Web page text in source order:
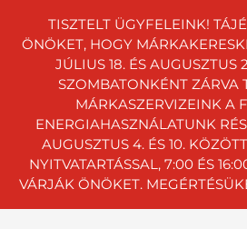
TISZTELT ÜGYFELEINK!
ÖNÖKET, HOGY
JÚLIUS 18. ÉS AUGUSZTUS
SZOMBATONKÉNT ZÁRVA
MÁRKASZERVIZEINK A
ENERGIAHASZNÁLATUNK
AUGUSZTUS 4. ÉS 10.
NYITVATARTÁSSAL, 7:00 ÉS
VÁRJÁK ÖNÖKET.